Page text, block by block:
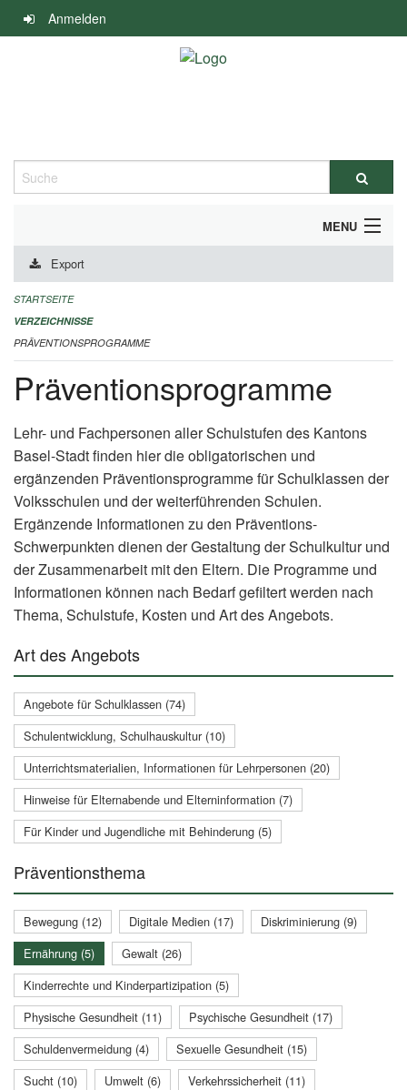
Navigation
überspringen
Anmelden
Suche
MENU
DURCHFÜHRUNG UND FINANZIERUNG
IMPRESSUM
Export
STARTSEITE
VERZEICHNISSE
PRÄVENTIONSPROGRAMME
Präventionsprogramme
Lehr- und Fachpersonen aller Schulstufen des Kantons
Basel-Stadt finden hier die obligatorischen und
ergänzenden Präventionsprogramme für Schulklassen der
Volksschulen und der weiterführenden Schulen.
Ergänzende Informationen zu den Präventions-
Schwerpunkten dienen der Gestaltung der Schulkultur und
der Zusammenarbeit mit den Eltern. Die Programme und
Informationen können nach Bedarf gefiltert werden nach
Thema, Schulstufe, Kosten und Art des Angebots.
Art des Angebots
Angebote für Schulklassen (74)
Schulentwicklung, Schulhauskultur (10)
Unterrichtsmaterialien, Informationen für Lehrpersonen (20)
Hinweise für Elternabende und Elterninformation (7)
Für Kinder und Jugendliche mit Behinderung (5)
Präventionsthema
Bewegung (12) Digitale Medien (17)
Diskriminierung (9)
Ernährung (5)
Gewalt (26)
Kinderrechte und Kinderpartizipation (5)
Physische Gesundheit (11)
Psychische Gesundheit (17)
Schuldenvermeidung (4)
Sexuelle Gesundheit (15)
Sucht (10)
Umwelt (6) Verkehrssicherheit (11)